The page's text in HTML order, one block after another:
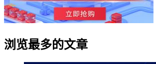
浏览最多的文章